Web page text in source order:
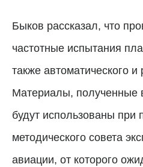
Быков рассказал, что
частотные испытания
также автоматического
Материалы, полученные
будут использованы при
методического совета
авиации, от которого